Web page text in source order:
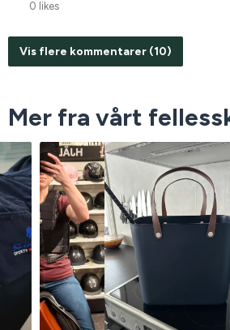
0 likes
Vis flere kommentarer (10)
Mer fra vårt